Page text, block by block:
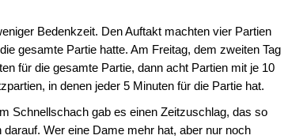
Bedenkzeit. Den Auftakt machten vier Partien
gesamte Partie hatte. Am Freitag, dem zweiten Tag
für die gesamte Partie, dann acht Partien mit je 10
in denen jeder 5 Minuten für die Partie hat.
Schnellschach gab es einen Zeitzuschlag, das so
Wer eine Dame mehr hat, aber nur noch